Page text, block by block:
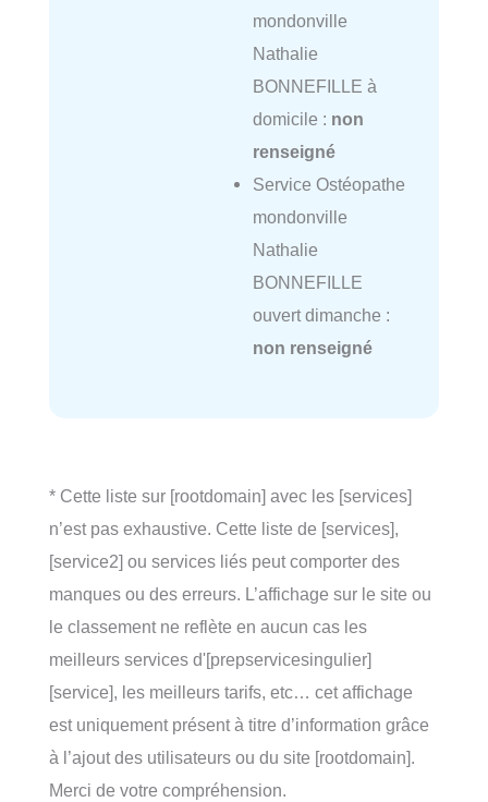
mondonville
Nathalie
BONNEFILLE à
domicile : non
renseigné
Service Ostéopathe
mondonville
Nathalie
BONNEFILLE
ouvert dimanche :
non renseigné
* Cette liste sur [rootdomain] avec les [services]
n’est pas exhaustive. Cette liste de [services],
[service2] ou services liés peut comporter des
manques ou des erreurs. L’affichage sur le site ou
le classement ne reflète en aucun cas les
meilleurs services d'[prepservicesingulier]
[service], les meilleurs tarifs, etc… cet affichage
est uniquement présent à titre d’information grâce
à l’ajout des utilisateurs ou du site [rootdomain].
Merci de votre compréhension.